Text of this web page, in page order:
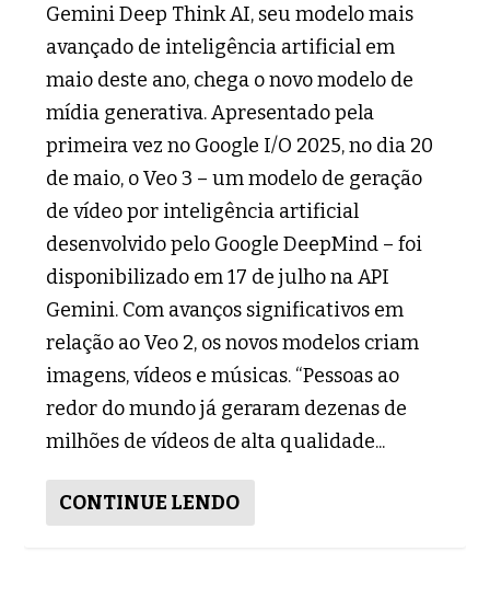
Gemini Deep Think AI, seu modelo mais
avançado de inteligência artificial em
maio deste ano, chega o novo modelo de
mídia generativa. Apresentado pela
primeira vez no Google I/O 2025, no dia 20
de maio, o Veo 3 – um modelo de geração
de vídeo por inteligência artificial
desenvolvido pelo Google DeepMind – foi
disponibilizado em 17 de julho na API
Gemini. Com avanços significativos em
relação ao Veo 2, os novos modelos criam
imagens, vídeos e músicas. “Pessoas ao
redor do mundo já geraram dezenas de
milhões de vídeos de alta qualidade...
CONTINUE LENDO